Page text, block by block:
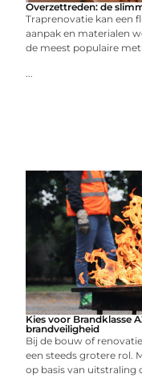
Overzettreden: de
Traprenovatie kan een
aanpak en materialen
de meest populaire
...
Kies voor Brandklasse
brandveiligheid
Bij de bouw of
een steeds grotere rol.
op basis van uitstraling